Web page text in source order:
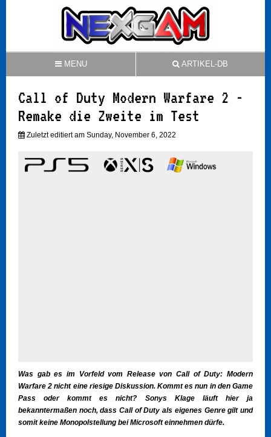
MENU ARTIKEL-DB
Call of Duty Modern Warfare 2 -
Remake die Zweite im Test
Zuletzt editiert am Sunday, November 6, 2022
Was gab es im Vorfeld vom Release von Call of Duty: Modern
Warfare 2 nicht eine riesige Diskussion. Kommt es nun in den Game
Pass oder kommt es nicht? Sonys Klage läuft hier ja
bekanntermaßen noch, dass Call of Duty als eigenes Genre gilt und
somit keine Monopolstellung bei Microsoft einnehmen dürfe.